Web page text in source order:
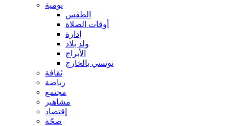
يومية
الطقس
أوقات الصلاة
إدارة
ولد بلاد
الأبراج
تونسي بالخارج
ثقافة
رياضة
مجتمع
مشاهير
إقتصاد
صحّة